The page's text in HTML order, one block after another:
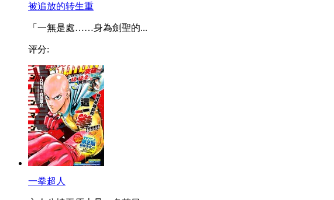
被追放的转生重
「一無是處……身為劍聖的...
评分:
一拳超人